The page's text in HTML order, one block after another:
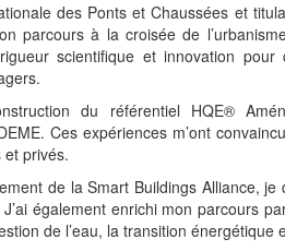
des Ponts et Chaussées et
parcours à la croisée de
scientifique et innovation
du référentiel HQE®
Ces expériences m’ont
privés.
de la Smart Buildings Alliance,
également enrichi mon parcours
de l’eau, la transition énergétique